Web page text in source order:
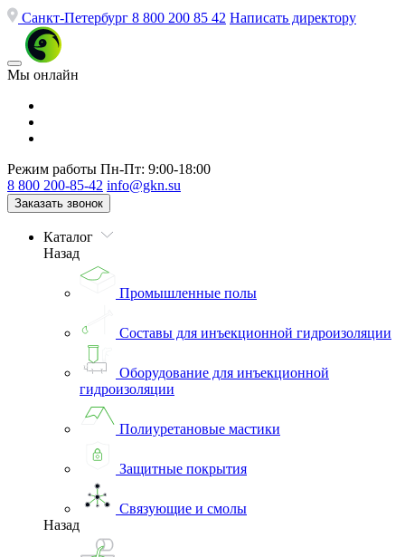
Санкт-Петербург 8 800 200 85 42 Написать директору
Мы онлайн
Режим работы Пн-Пт: 9:00-18:00
8 800 200-85-42 info@gkn.su
Заказать звонок
Каталог
Назад
Промышленные полы
Составы для инъекционной гидроизоляции
Оборудование для инъекционной
гидроизоляции
Полиуретановые мастики
Защитные покрытия
Связующие и смолы
Назад